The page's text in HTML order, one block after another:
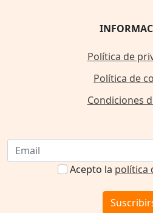
Política de
Política de
Condiciones
Acepto la política